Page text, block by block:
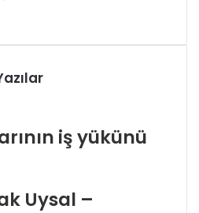
iş yükünü
Uysal –